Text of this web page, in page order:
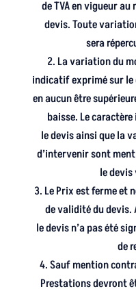
de TVA en vigueur
devis. Toute
sera
2. La variation du
indicatif exprimé sur le
en aucun être
baisse. Le
le devis ainsi que la
d’intervenir sont
le devis
3. Le Prix est ferme et
de validité du devis.
le devis n’a pas été
de
4. Sauf mention
Prestations devront